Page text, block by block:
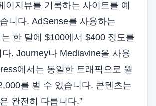
이지뷰를 기록하는 사이트를 예
니다. AdSense를 사용하는
한 달에 $100에서 $400 정도를
다. Journey나 Mediavine을 사용
에서는 동일한 트래픽으로 월
를 벌 수 있습니다. 콘텐츠는
완전히 다릅니다.”